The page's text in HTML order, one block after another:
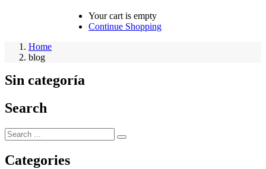
Your cart is empty
Continue Shopping
Home
blog
Sin categoría
Search
Categories